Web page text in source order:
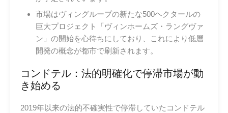
市場はヴィングループの新たな500ヘクタールの
巨大プロジェクト「ヴィンホームズ・ラングヴァ
ン」の開始を心待ちにしており、これにより低層
開発の概念が都市で刷新されます。
コンドテル：法的明確化で停滞市場が動
き始める
2019年以来の法的不確実性で停滞していたコンドテル